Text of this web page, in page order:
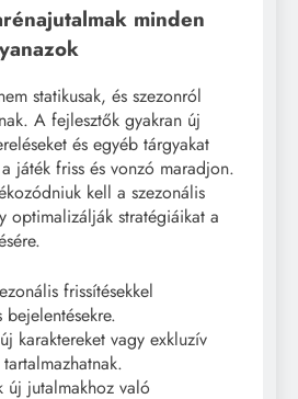
minden
statikusak, és szezonról
A fejlesztők gyakran új
és egyéb tárgyakat
játék friss és vonzó maradjon.
kell a szezonális
optimalizálják stratégiáikat a
frissítésekkel
bejelentésekre.
karaktereket vagy exkluzív
új jutalmakhoz való